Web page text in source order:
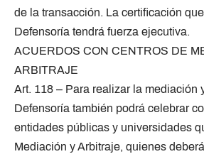
de la transacción. La certificación
Defensoría tendrá fuerza ejecutiva.
ACUERDOS CON CENTROS DE
ARBITRAJE
Art. 118 – Para realizar la mediación
Defensoría también podrá celebrar
entidades públicas y universidades
Mediación y Arbitraje, quienes